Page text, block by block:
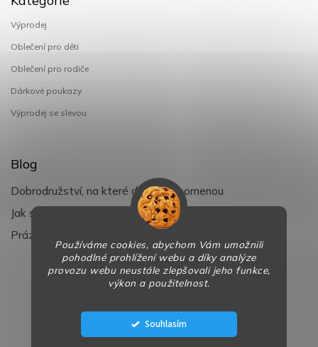
Používáme cookies, abychom Vám umožnili
pohodlné prohlížení webu a díky analýze
provozu webu neustále zlepšovali jeho funkce,
výkon a použitelnost.
Souhlasím
Výprodej
Oblečení pro děti
Oblečení pro rodiče
Dárkové poukazy
Výprodej se slevou
Blog
Dobrodružství, na které děti nezapomenou
Jak si užít léto s dětmi naplno
Prázdniny klepou na dveře
BaBy-smile.cz. Všechna práva vyhrazena.